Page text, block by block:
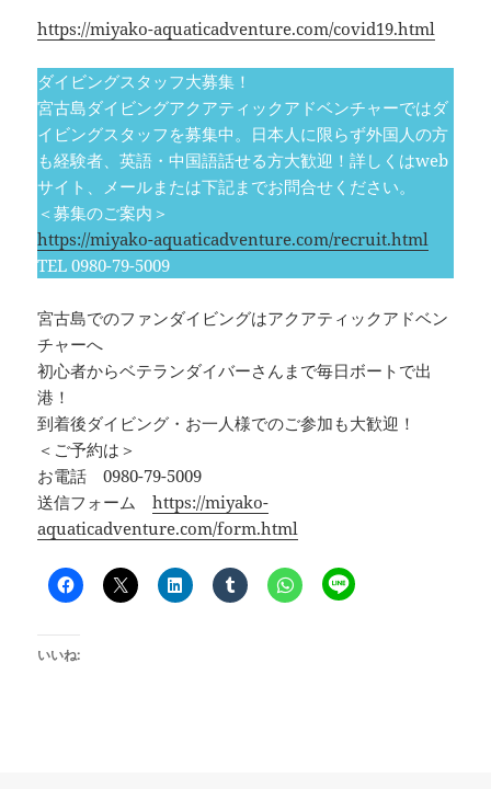
https://miyako-aquaticadventure.com/covid19.html
ダイビングスタッフ大募集！
宮古島ダイビングアクアティックアドベンチャーではダ
イビングスタッフを募集中。日本人に限らず外国人の方
も経験者、英語・中国語話せる方大歓迎！詳しくはweb
サイト、メールまたは下記までお問合せください。
＜募集のご案内＞
https://miyako-aquaticadventure.com/recruit.html
TEL 0980-79-5009
宮古島でのファンダイビングはアクアティックアドベン
チャーへ
初心者からベテランダイバーさんまで毎日ボートで出
港！
到着後ダイビング・お一人様でのご参加も大歓迎！
＜ご予約は＞
お電話 0980-79-5009
送信フォームhttps://miyako-
aquaticadventure.com/form.html
いいね: